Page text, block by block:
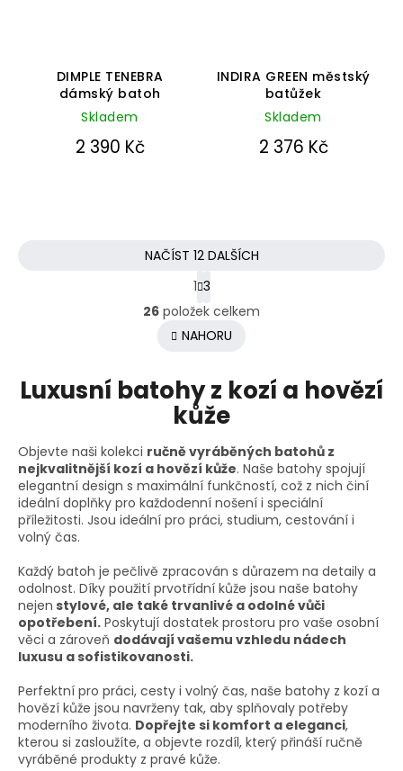
DIMPLE TENEBRA
dámský batoh
produktu
je
5,0
5
Skladem
2 390 Kč
INDIRA GREEN městský
batůžek
produktu
je
5,0
5
Skladem
2 376 Kč
O
v
l
a
c
í
r
v
k
y
v
i
s
u
NAČÍST 12 DALŠÍCH
1 3
26 položek celkem
NAHORU
Luxusní batohy z kozí a hovězí
kůže
Objevte naši kolekci ručně vyráběných batohů z
nejkvalitnější kozí a hovězí kůže. Naše batohy spojují
elegantní design s maximální funkčností, což z nich činí
ideální doplňky pro každodenní nošení i speciální
příležitosti. Jsou ideální pro práci, studium, cestování i
volný čas.
Každý batoh je pečlivě zpracován s důrazem na detaily a
odolnost. Díky použití prvotřídní kůže jsou naše batohy
nejen stylové, ale také trvanlivé a odolné vůči
opotřebení. Poskytují dostatek prostoru pro vaše osobní
věci a zároveň dodávají vašemu vzhledu nádech
luxusu a sofistikovanosti.
Perfektní pro práci, cesty i volný čas, naše batohy z kozí a
hovězí kůže jsou navrženy tak, aby splňovaly potřeby
moderního života. Dopřejte si komfort a eleganci,
kterou si zasloužíte, a objevte rozdíl, který přináší ručně
vyráběné produkty z pravé kůže.